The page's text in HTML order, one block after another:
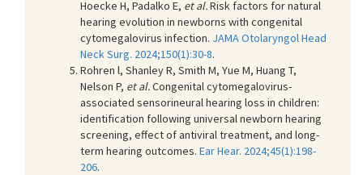
Hoecke H, Padalko E, et al.Risk factors for natural
hearing evolution in newborns with congenital
cytomegalovirus infection. JAMA Otolaryngol Head
Neck Surg. 2024;150(1):30-8.
Rohren l, Shanley R, Smith M, Yue M, Huang T,
Nelson P, et al.Congenital cytomegalovirus-
associated sensorineural hearing loss in children:
identification following universal newborn hearing
screening, effect of antiviral treatment, and long-
term hearing outcomes. Ear Hear. 2024;45(1):198-
206.